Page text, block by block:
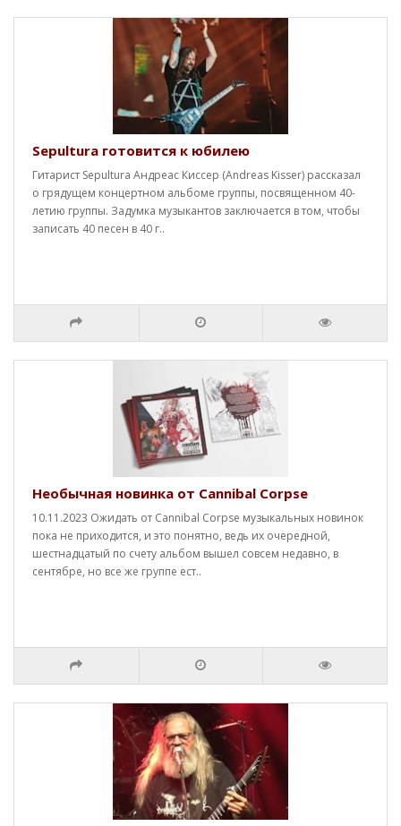
Sepultura готовится к юбилею
Гитарист Sepultura Андреас Киссер (Andreas Kisser) рассказал
о грядущем концертном альбоме группы, посвященном 40-
летию группы. Задумка музыкантов заключается в том, чтобы
записать 40 песен в 40 г..
Необычная новинка от Cannibal Corpse
10.11.2023 Ожидать от Cannibal Corpse музыкальных новинок
пока не приходится, и это понятно, ведь их очередной,
шестнадцатый по счету альбом вышел совсем недавно, в
сентябре, но все же группе ест..